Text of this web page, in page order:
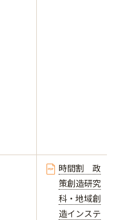
時間割 政
策創造研究
科・地域創
造インステ